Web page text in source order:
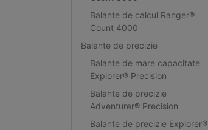
Balante de calcul Ranger®
Count 4000
Balante de precizie
Balante de mare capacitate
Explorer® Precision
Balante de precizie
Adventurer® Precision
Balante de precizie Explorer®